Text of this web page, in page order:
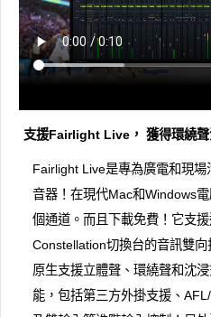
支援Fairlight Live， 獲得環繞聲
Fairlight Live是專為廣電和現
音器！在現代Mac和Windows
個通道。而且下載免費！它支
Constellation切換台的音訊雙
原生支援立體聲、環繞聲和沈
能，包括第三方外掛支援、